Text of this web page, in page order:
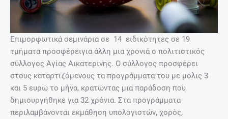
Επιμορφωτικά σεμινάρια σε 14 ειδικότητες σε 19
τμήματα προσφέρειγια άλλη μια χρονιά ο πολιτιστικός
σύλλογος Αγίας Αικατερίνης. Ο σύλλογος προσφέρει
στους καταρτιζόμενους τα προγράμματα του με μόλις 3
και 5 ευρώ το μήνα, κρατώντας μια παράδοση που
δημιουργήθηκε για 32 χρόνια. Στα προγράμματα
περιλαμβάνονται εκμάθηση υπολογιστών, χορός,